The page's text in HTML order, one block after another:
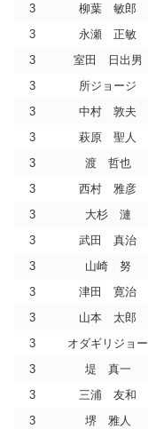
3
柳葉 敏郎
3
永瀬 正敏
3
室田 日出男
3
所ジョージ
3
中村 敦夫
3
萩原 聖人
3
渡 哲也
3
西村 雅彦
3
大杉 漣
3
武田 真治
3
山崎 努
3
津田 寛治
3
山本 太郎
3
オダギリジョー
3
堤 真一
3
三浦 友和
3
堺 雅人